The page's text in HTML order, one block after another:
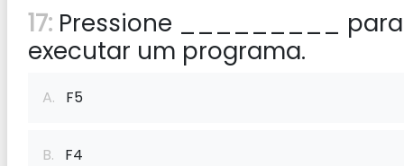
17: Pressione _________ para
executar um programa.
A. F5
B. F4